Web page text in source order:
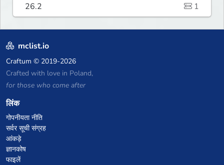
26.2
1
mclist.io
Craftum © 2019-2026
Crafted with love in Poland,
for those who come after
लिंक
गोपनीयता नीति
सर्वर सूची संग्रह
आंकड़े
ज्ञानकोष
फाइलें